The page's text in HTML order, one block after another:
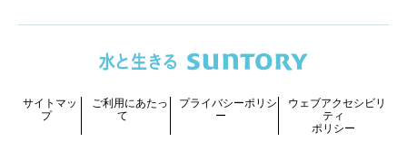
サイトマッ
プ
ご利用にあたっ
て
プライバシーポリシ
ー
ウェブアクセシビリ
ティ
ポリシー